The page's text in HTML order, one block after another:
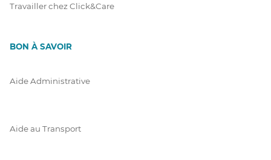
Travailler chez Click&Care
BON À SAVOIR
Aide Administrative
Aide au Transport